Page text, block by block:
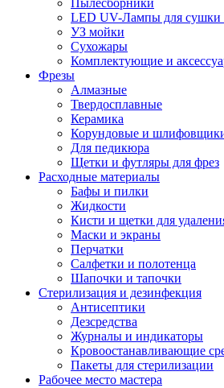
Пылесборники
LED UV-Лампы для сушки
УЗ мойки
Сухожары
Комплектующие и
Фрезы
Алмазные
Твердосплавные
Керамика
Корундовые и
Для педикюра
Щетки и футляры для фрез
Расходные материалы
Бафы и пилки
Жидкости
Кисти и щетки для
Маски и экраны
Перчатки
Салфетки и полотенца
Шапочки и тапочки
Стерилизация и дезинфекция
Антисептики
Дезсредства
Журналы и индикаторы
Кровоостанавливающие
Пакеты для стерилизации
Рабочее место мастера